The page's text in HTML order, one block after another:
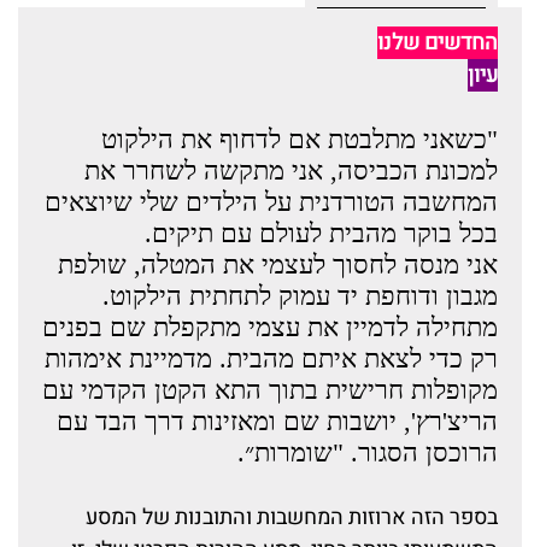
החדשים שלנו
עיון
"כשאני מתלבטת אם לדחוף את הילקוט
למכונת הכביסה, אני מתקשה לשחרר את
המחשבה הטורדנית על הילדים שלי שיוצאים
בכל בוקר מהבית לעולם עם תיקים.
אני מנסה לחסוך לעצמי את המטלה, שולפת
מגבון ודוחפת יד עמוק לתחתית הילקוט.
מתחילה לדמיין את עצמי מתקפלת שם בפנים
רק כדי לצאת איתם מהבית. מדמיינת אימהות
מקופלות חרישית בתוך התא הקטן הקדמי עם
הריצ'רץ', יושבות שם ומאזינות דרך הבד עם
הרוכסן הסגור. "שומרות״.
בספר הזה ארוזות המחשבות והתובנות של המסע